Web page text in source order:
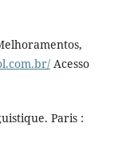
Acesso
Paris :